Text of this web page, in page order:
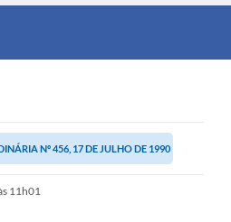
Nº 456, 17 DE JULHO DE 1990
11h01